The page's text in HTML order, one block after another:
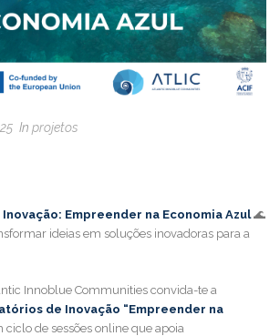
In projetos
Empreender na Economia Azul🌊
ideias em soluções inovadoras para a
Innoblue Communities convida-te a
de Inovação “Empreender na
ciclo de sessões online que apoia